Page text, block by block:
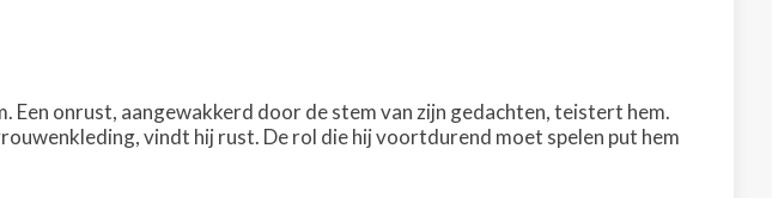
Een onrust, aangewakkerd door de stem van zijn gedachten, teistert hem.
vindt hij rust. De rol die hij voortdurend moet spelen put hem